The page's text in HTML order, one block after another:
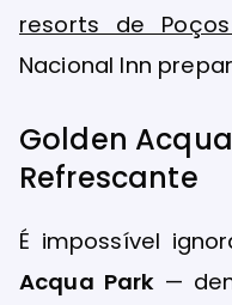
resorts de
Nacional Inn
Golden
Refrescante
É impossível
Acqua Park —